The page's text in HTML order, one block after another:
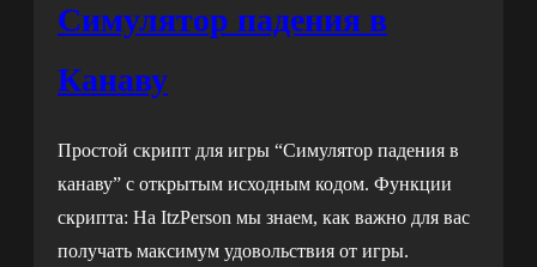
Симулятор падения в
Канаву
Простой скрипт для игры “Симулятор падения в
канаву” с открытым исходным кодом. Функции
скрипта: На ItzPerson мы знаем, как важно для вас
получать максимум удовольствия от игры.